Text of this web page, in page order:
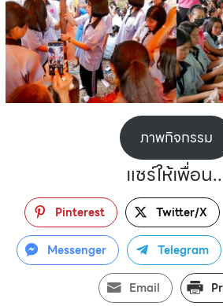
ภาพกิจกรรม
แชร์ให้เพื่อน
Pinterest Twitter/X
Messenger Telegram
Email